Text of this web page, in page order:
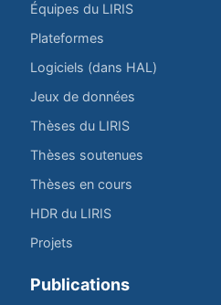
Équipes du LIRIS
Plateformes
Logiciels (dans HAL)
Jeux de données
Thèses du LIRIS
Thèses soutenues
Thèses en cours
HDR du LIRIS
Projets
Publications